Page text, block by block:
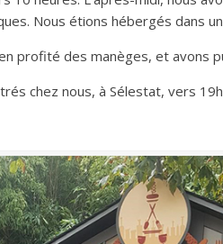
Nous étions hébergés dans
profité des manèges, et avons
chez nous, à Sélestat, vers